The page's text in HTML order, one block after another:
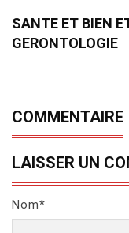
SANTE ET BIEN
GERONTOLOGIE
COMMENTAIRE
LAISSER UN
Nom*